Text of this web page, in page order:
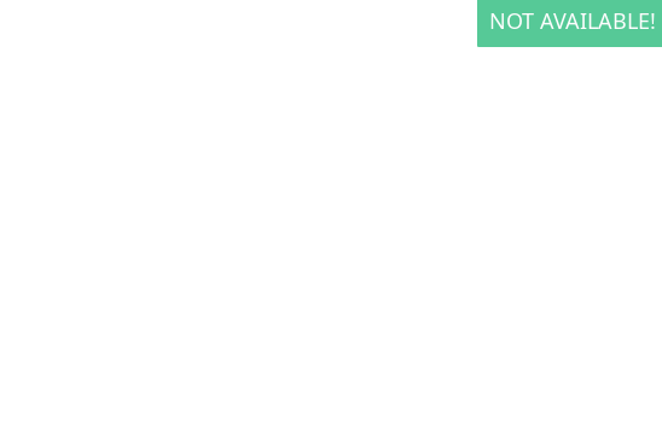
NOT AVAILABLE!
NOT AVAILABLE!
NOT AVAILABLE!